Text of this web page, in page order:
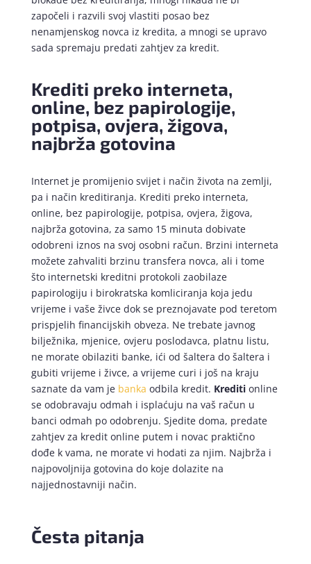
započeli i razvili svoj vlastiti posao bez
nenamjenskog novca iz kredita, a mnogi se upravo
sada spremaju predati zahtjev za kredit.
Krediti preko interneta,
online, bez papirologije,
potpisa, ovjera, žigova,
najbrža gotovina
Internet je promijenio svijet i način života na zemlji,
pa i način kreditiranja. Krediti preko interneta,
online, bez papirologije, potpisa, ovjera, žigova,
najbrža gotovina, za samo 15 minuta dobivate
odobreni iznos na svoj osobni račun. Brzini interneta
možete zahvaliti brzinu transfera novca, ali i tome
što internetski kreditni protokoli zaobilaze
papirologiju i birokratska komliciranja koja jedu
vrijeme i vaše živce dok se preznojavate pod teretom
prispjelih financijskih obveza. Ne trebate javnog
bilježnika, mjenice, ovjeru poslodavca, platnu listu,
ne morate obilaziti banke, ići od šaltera do šaltera i
gubiti vrijeme i živce, a vrijeme curi i još na kraju
saznate da vam je banka odbila kredit. Kreditionline
se odobravaju odmah i isplaćuju na vaš račun u
banci odmah po odobrenju. Sjedite doma, predate
zahtjev za kredit online putem i novac praktično
dođe k vama, ne morate vi hodati za njim. Najbrža i
najpovoljnija gotovina do koje dolazite na
najjednostavniji način.
Česta pitanja